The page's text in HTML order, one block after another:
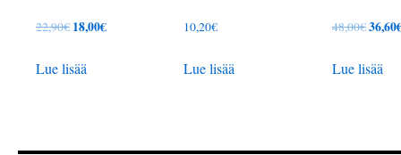
22,90€ Alkuperäinen
oli:
18,00€Nykyinen
Lue lisää
10,20€
Lue lisää
48,00€
oli:
36,60
Lue lisää